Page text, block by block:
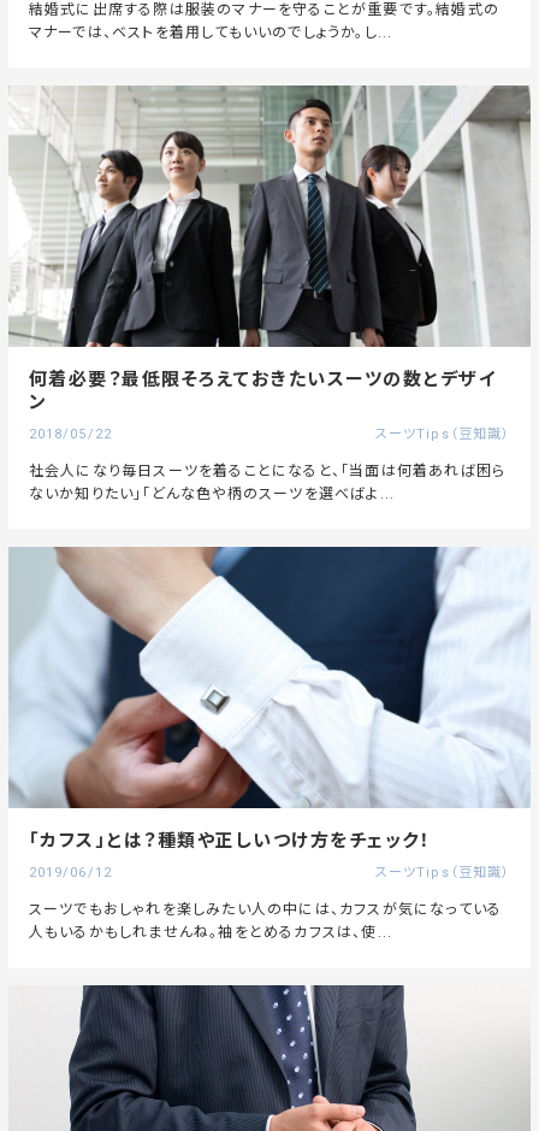
結婚式に出席する際は服装のマナーを守ることが重要です。結婚式の
マナーでは、ベストを着用してもいいのでしょうか。し...
何着必要？最低限そろえておきたいスーツの数とデザイ
ン
2018/05/22 スーツTips（豆知識）
社会人になり毎日スーツを着ることになると、「当面は何着あれば困ら
ないか知りたい」「どんな色や柄のスーツを選べばよ...
「カフス」とは？種類や正しいつけ方をチェック！
2019/06/12 スーツTips（豆知識）
スーツでもおしゃれを楽しみたい人の中には、カフスが気になっている
人もいるかもしれませんね。袖をとめるカフスは、使...